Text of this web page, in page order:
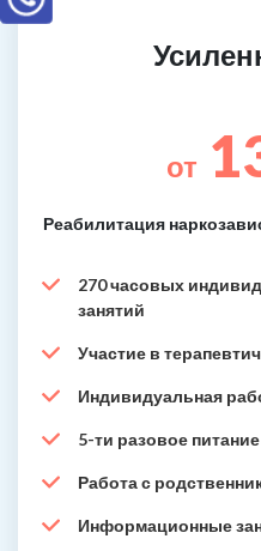
от
Реабилитация
270 часовых
занятий
Участие в
Индивидуальная
5-ти разовое питание
Работа с
Информационные